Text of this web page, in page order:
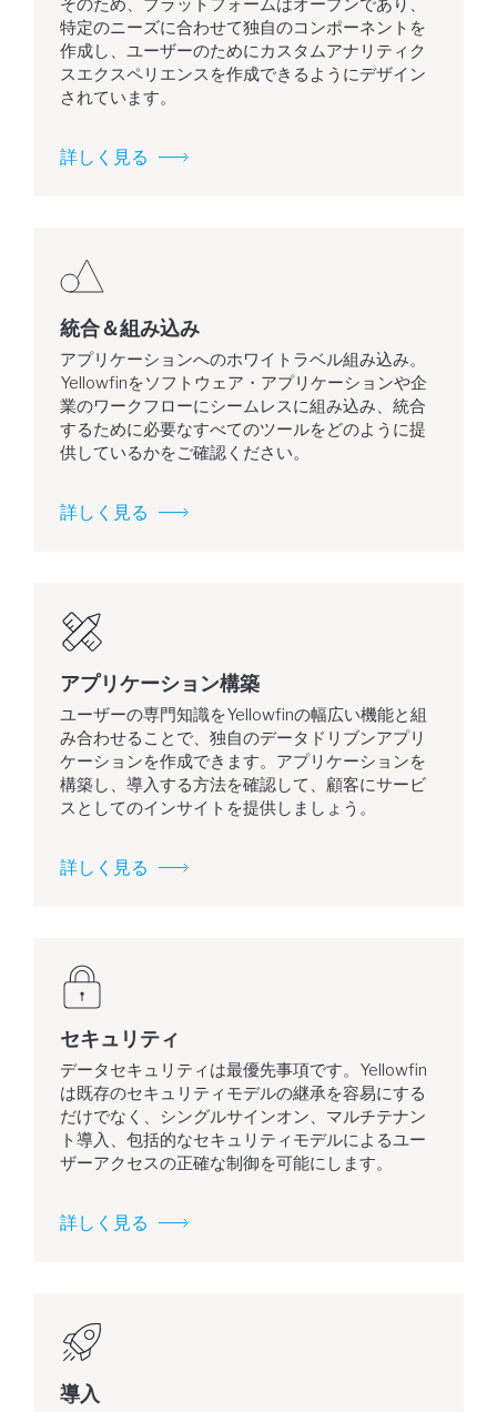
そのため、プラットフォームはオープンであり、
特定のニーズに合わせて独自のコンポーネントを
作成し、ユーザーのためにカスタムアナリティク
スエクスペリエンスを作成できるようにデザイン
されています。
詳しく見る
統合＆組み込み
アプリケーションへのホワイトラベル組み込み。
Yellowfinをソフトウェア・アプリケーションや企
業のワークフローにシームレスに組み込み、統合
するために必要なすべてのツールをどのように提
供しているかをご確認ください。
詳しく見る
アプリケーション構築
ユーザーの専門知識をYellowfinの幅広い機能と組
み合わせることで、独自のデータドリブンアプリ
ケーションを作成できます。アプリケーションを
構築し、導入する方法を確認して、顧客にサービ
スとしてのインサイトを提供しましょう。
詳しく見る
セキュリティ
データセキュリティは最優先事項です。Yellowfin
は既存のセキュリティモデルの継承を容易にする
だけでなく、シングルサインオン、マルチテナン
ト導入、包括的なセキュリティモデルによるユー
ザーアクセスの正確な制御を可能にします。
詳しく見る
導入